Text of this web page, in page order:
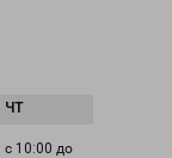
с 10:00 до